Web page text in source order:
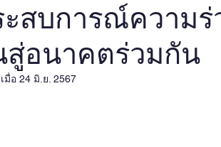
Research Articles Policy Briefs
ะสบการณ์ความ
สู่อนาคตร่วมกัน
มื่อ 24 มิ.ย. 2567